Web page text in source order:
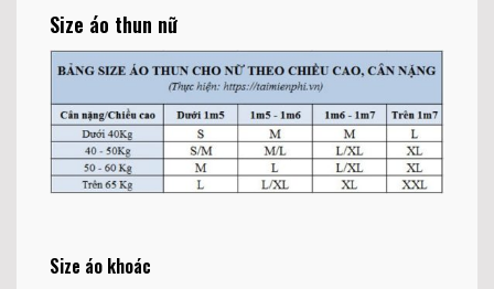
Size áo thun nữ
Size áo khoác